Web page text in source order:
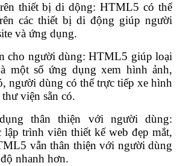
thiết bị di dộng: HTML5 có thể
các thiết bị di động giúp người
và ứng dụng.
cho người dùng: HTML5 giúp loại
một số ứng dụng xem hình ảnh,
người dùng có thể trực tiếp xe hình
viện sẵn có.
thân thiện với người dùng:
trình viên thiết kế web đẹp mắt,
vẫn thân thiện với người dùng
nhanh hơn.